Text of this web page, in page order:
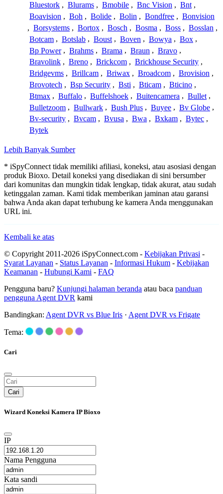
Bluestork , Blurams , Bmobile , Bnc Vision , Bnt ,
Boavision , Boh , Bolide , Bolin , Bondfree , Bonvision
, Borsystems , Bortox , Bosch , Bosma , Boss , Bosslan ,
Botcam , Botslab , Boust , Boven , Bowya , Box ,
Bp Power , Brahms , Brama , Braun , Bravo ,
Bravolink , Breno , Brickcom , Brickhouse Security ,
Bridgevms , Brillcam , Briwax , Broadcom , Brovision ,
Brovotech , Bsp Security , Bsti , Bticam , Bticino ,
Btmax , Buffalo , Buffelshoek , Buitencamera , Bullet ,
Bulletzoom , Bullwark , Bush Plus , Buyee , Bv Globe ,
Bv-security , Bvcam , Bvusa , Bwa , Bxkam , Bytec ,
Bytek
Lebih Banyak Sumber
* iSpyConnect tidak memiliki afiliasi, koneksi, atau asosiasi dengan
produk Bioxo. Detail koneksi yang disediakan di sini bersumber
dari komunitas dan mungkin tidak lengkap, tidak akurat, atau sudah
ketinggalan zaman. Kami tidak memberikan jaminan atau garansi
bahwa Anda akan dapat terhubung ke kamera Anda menggunakan
URL ini.
Kembali ke atas
© Copyright 2011-2026 iSpyConnect.com - Kebijakan Privasi -
Syarat Layanan - Status Layanan - Informasi Hukum - Kebijakan
Keamanan - Hubungi Kami - FAQ
Pengguna baru? Kunjungi halaman beranda atau baca panduan
pengguna Agent DVR kami
Bandingkan: Agent DVR vs Blue Iris · Agent DVR vs Frigate
Tema:
Cari
Cari
Wizard Koneksi Kamera IP Bioxo
IP
Nama Pengguna
Kata sandi